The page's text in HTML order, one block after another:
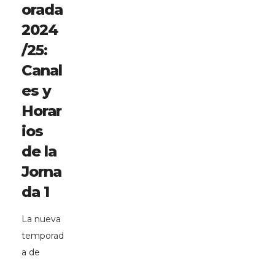
orada
2024
/25:
Canal
es y
Horar
ios
de la
Jorna
da 1
La nueva
temporad
a de